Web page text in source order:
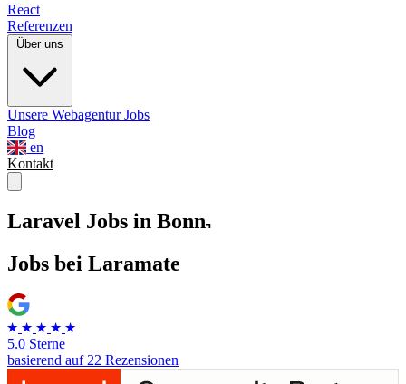
React
Referenzen
Über uns
Unsere WebagenturJobs
Blog
en
Kontakt
Laravel Jobs in Bonn
Jobs bei Laramate
5.0 Sterne
basierend auf 22 Rezensionen